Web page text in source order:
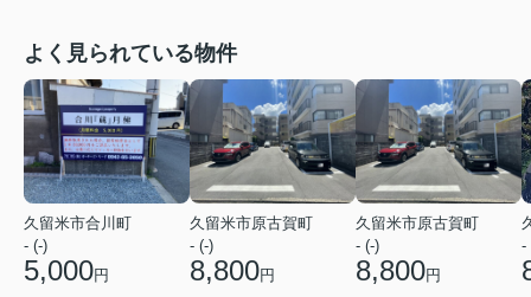
よく見られている物件
久留米市合川町
- (-)
5,000円
久留米市原古賀町
- (-)
8,800円
久留米市原古賀町
- (-)
8,800円
-